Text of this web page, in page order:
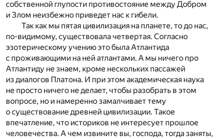
собственной глупости противостояние между Добром
и Злом неизбежно приведет нас к гибели.
Так как мы пятая цивилизация на планете, то до нас,
по-видимому, существовала четвертая. Согласно
эзотерическому учению это была Атлантида
с проживающими на ней атлантами. А мы ничего про
Атлантиду не знаем, кроме нескольких пассажей
из диалогов Платона. И при этом академическая наука
не просто ничего не делает, чтобы разобрать в этом
вопросе, но и намеренно замалчивает тему
о существование древней цивилизации. Такое
впечатление, что историков не интересует прошлое
человечества. А чем извините вы, господа, тогда заняты,